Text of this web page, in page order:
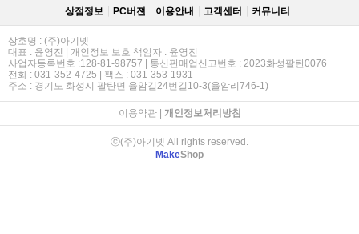
상점정보 PC버젼 이용안내 고객센터 커뮤니티
상호명 : (주)아기넷
대표 : 윤영진 | 개인정보 보호 책임자 : 윤영진
사업자등록번호 :128-81-98757 | 통신판매업신고번호 : 2023화성팔탄0076
전화 : 031-352-4725 | 팩스 : 031-353-1931
주소 : 경기도 화성시 팔탄면 율암길24번길10-3(율암리746-1)
이용약관| 개인정보처리방침
ⓒ(주)아기넷 All rights reserved.
MakeShop